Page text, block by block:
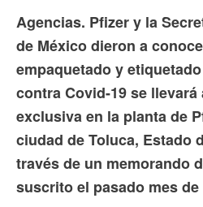
Agencias. Pfizer y la
de México dieron a
empaquetado y
contra Covid-19 se llevará
exclusiva en la planta de
ciudad de Toluca, Estado
través de un memorando
suscrito el pasado mes de